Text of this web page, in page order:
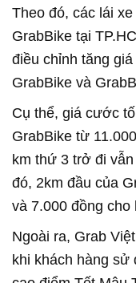
Theo đó, các lái xe
GrabBike tại
điều chỉnh tăng
GrabBike và
Cụ thể, giá cước
GrabBike từ
km thứ 3 trở đi
đó, 2km đầu của
và 7.000 đồng
Ngoài ra, Grab
khi khách hàng sử